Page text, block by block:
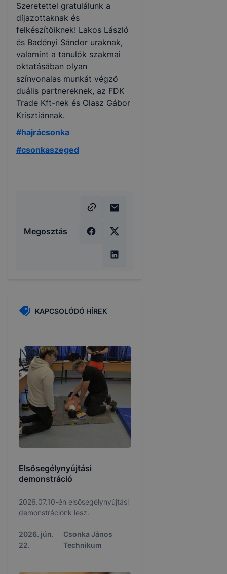
Szeretettel gratulálunk a
díjazottaknak és
felkészítőiknek! Lakos László
és Badényi Sándor uraknak,
valamint a tanulók szakmai
oktatásában olyan
színvonalas munkát végző
duális partnereknek, az FDK
Trade Kft-nek és Olasz Gábor
Krisztiánnak.
#hajrácsonka
#csonkaszeged
Megosztás
KAPCSOLÓDÓ HÍREK
Elsősegélynyújtási
demonstráció
2026.07.10-én elsősegélynyújtási
demonstrációnk lesz.
2026. jún.
22.
Csonka János
Technikum